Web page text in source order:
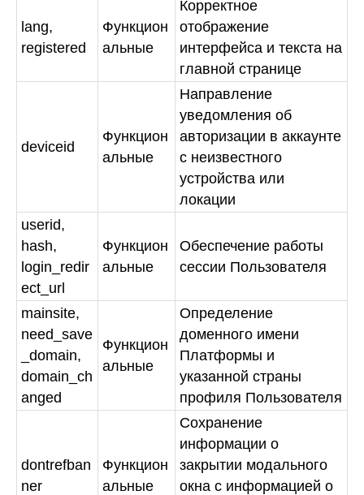
lang,
registered
Функцион
альные
Корректное
отображение
интерфейса и текста на
главной странице
deviceid
Функцион
альные
Направление
уведомления об
авторизации в аккаунте
с неизвестного
устройства или
локации
userid,
hash,
login_redir
ect_url
Функцион
альные
Обеспечение работы
сессии Пользователя
mainsite,
need_save
_domain,
domain_ch
anged
Функцион
альные
Определение
доменного имени
Платформы и
указанной страны
профиля Пользователя
dontrefban
ner
Функцион
альные
Сохранение
информации о
закрытии модального
окна с информацией о